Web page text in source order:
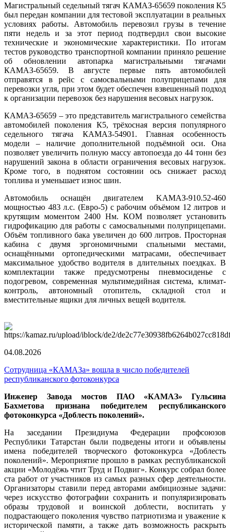
Магистральный седельный тягач КАМАЗ-65659 поколения К5
был передан компании для тестовой эксплуатации в реальных
условиях работы. Автомобиль перевозил грузы в течение
пяти недель и за этот период подтвердил свои высокие
технические и экономические характеристики. По итогам
тестов руководство транспортной компании приняло решение
об обновлении автопарка магистральными тягачами
КАМАЗ-65659. В августе первые пять автомобилей
отправятся в рейс с самосвальными полуприцепами для
перевозки угля, при этом будет обеспечен взвешенный подход
к организации перевозок без нарушения весовых нагрузок.
КАМАЗ-65659 – это представитель магистрального семейства
автомобилей поколения К5, трёхосная версия популярного
седельного тягача КАМАЗ-54901. Главная особенность
модели – наличие дополнительной подъёмной оси. Она
позволяет увеличить полную массу автопоезда до 44 тонн без
нарушений закона в области ограничения весовых нагрузок.
Кроме того, в поднятом состоянии ось снижает расход
топлива и уменьшает износ шин.
Автомобиль оснащён двигателем KAMAЗ-910.52-460
мощностью 483 л.с. (Евро-5) с рабочим объёмом 12 литров и
крутящим моментом 2400 Нм. КОМ позволяет установить
гидрофикацию для работы с самосвальными полуприцепами.
Объём топливного бака увеличен до 600 литров. Просторная
кабина с двумя эргономичными спальными местами,
оснащёнными ортопедическими матрасами, обеспечивает
максимальное удобство водителя в длительных поездках. В
комплектации также предусмотрены пневмосиденье с
подогревом, современная мультимедийная система, климат-
контроль, автономный отопитель, складной стол и
вместительные ящики для личных вещей водителя.
04.08.2026
Сотрудница «КАМАЗа» вошла в число победителей
республиканского фотоконкурса
Инженер Завода мостов ПАО «КАМАЗ» Гульсина
Бахметова признана победителем республиканского
фотоконкурса «Доблесть поколений».
На заседании Президиума Федерации профсоюзов
Республики Татарстан были подведены итоги и объявлены
имена победителей творческого фотоконкурса «Доблесть
поколений». Мероприятие прошло в рамках республиканской
акции «Молодёжь чтит Труд и Подвиг». Конкурс собрал более
ста работ от участников из самых разных сфер деятельности.
Организаторы ставили перед авторами амбициозные задачи:
через искусство фотографии сохранить и популяризировать
образы трудовой и воинской доблести, воспитать у
подрастающего поколения чувство патриотизма и уважение к
исторической памяти, а также дать возможность раскрыть